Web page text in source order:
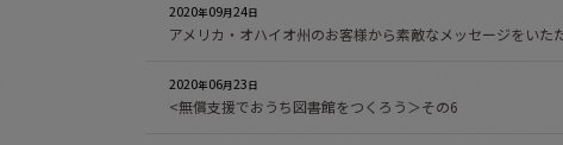
2020年09月24日
アメリカ・オハイオ州のお客様から素敵なメッセージをいた
2020年06月23日
<無償支援でおうち図書館をつくろう＞その6